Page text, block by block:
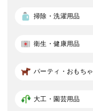
掃除・洗濯用品
衛生・健康用品
パーティ・おもちゃ
大工・園芸用品